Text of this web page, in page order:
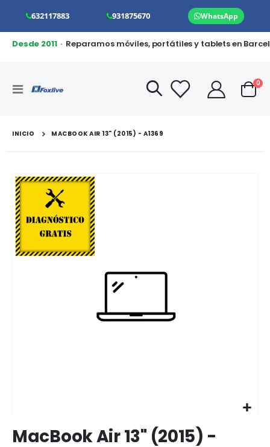
632117883 931875670 WhatsApp
Desde 2011· Reparamos móviles, portátiles y tablets en
Toggle
Cart
0
INICIO MACBOOK AIR 13" (2015) - A1369
Saltar
al
final
de
la
galería
de
al
MacBook Air 13" (2015) -